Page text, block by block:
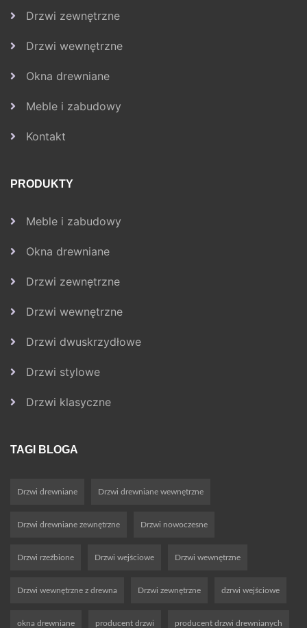
Drzwi zewnętrzne
Drzwi wewnętrzne
Okna drewniane
Meble i zabudowy
Kontakt
PRODUKTY
Meble i zabudowy
Okna drewniane
Drzwi zewnętrzne
Drzwi wewnętrzne
Drzwi dwuskrzydłowe
Drzwi stylowe
Drzwi klasyczne
TAGI BLOGA
Drzwi drewniane Drzwi drewniane wewnętrzne
Drzwi drewniane zewnętrzne Drzwi nowoczesne
Drzwi rzeźbione Drzwi wejściowe Drzwi wewnętrzne
Drzwi wewnętrzne z drewna Drzwi zewnętrzne dzrwi wejściowe
okna drewniane producent drzwi producent drzwi drewnianych